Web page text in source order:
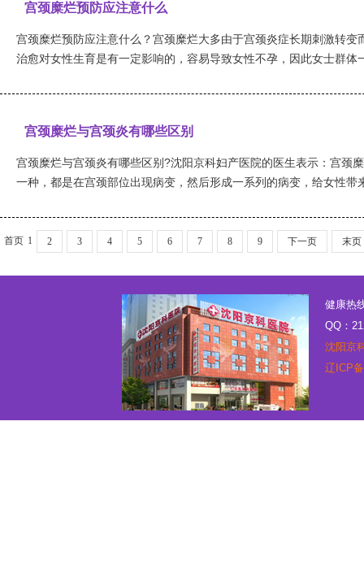
宫颈糜烂预防应注意什么
宫颈糜烂预防应注意什么？宫颈糜烂大多由于宫颈炎症长期刺激转变
治愈对女性生育是有一定影响的，容易导致女性不孕，因此女士群体
宫颈糜烂与宫颈炎有哪些区别
宫颈糜烂与宫颈炎有哪些区别?沈阳京科妇产医院的医生表示：宫颈
一种，都是在宫颈部位出现病变，然后形成一系列的病变，给女性带
首页 1 2 3 4 5 6 7 8 9 下一页 末页
健康热
QQ：
沈阳京
辽ICP